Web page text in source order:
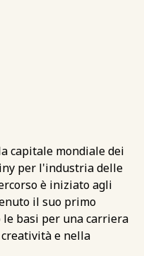
capitale mondiale dei
per l'industria delle
è iniziato agli
il suo primo
basi per una carriera
e nella